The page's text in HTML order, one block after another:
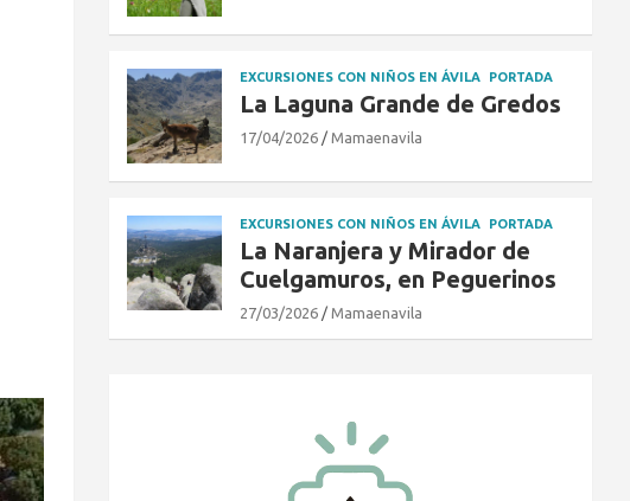
EXCURSIONES CON NIÑOS EN ÁVILA PORTADA
La Laguna Grande de Gredos
17/04/2026 Mamaenavila
EXCURSIONES CON NIÑOS EN ÁVILA PORTADA
La Naranjera y Mirador de
Cuelgamuros, en Peguerinos
27/03/2026 Mamaenavila